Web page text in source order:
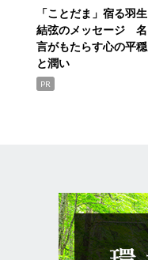
「ことだま」宿る羽生
結弦のメッセージ 名
言がもたらす心の平穏
と潤い
PR